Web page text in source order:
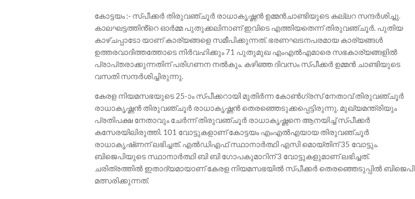
കോട്ടയം :- സ്പീക്കർ തിരുവഞ്ചൂർ രാധാകൃഷ്ണൻ ഉമ്മൻചാണ്ടിയുടെ കല്ലറ സന്ദർശിച്ചു.
കാലഘട്ടത്തിൻ്റെ ഓർമ്മ പുതുക്കലിനാണ് ഇവിടെ എത്തിയതെന്ന് തിരുവഞ്ചൂർ. പുതിയ
കാഴ്‌ചപ്പാടോ യാണ് കാര്യങ്ങളെ സമീപിക്കുന്നത്. ഭരണഘടനപരമായ കാര്യങ്ങൾ
ഉത്തരവാദിത്തത്തോടെ നിർവഹിക്കും 71 പുതുമുഖ എംഎൽഎമാരെ സഭകാര്യങ്ങളിൽ
പ്രാപ്‌തരാക്കുന്നതിന് പരിഗണന നൽകും. കഴിഞ്ഞ ദിവസം സ്പീക്കർ ഉമ്മൻ ചാണ്ടിയുടെ
വസതി സന്ദർശിച്ചിരുന്നു.
കേരള നിയമസഭയുടെ 25-ാം സ്പീക്കറായി മുതിർന്ന കോൺഗ്രസ് നേതാവ് തിരുവഞ്ചൂർ
രാധാകൃഷ്ണൻ തിരുവഞ്ചൂർ രാധാകൃഷ്ണൻ തെരഞ്ഞെടുക്കപ്പെട്ടിരുന്നു. മുഖ്യമന്ത്രിയും
പ്രതിപക്ഷ നേതാവും ചേർന്ന് തിരുവഞ്ചൂർ രാധാകൃഷ്ണനെ ആനയിച്ച് സ്പീക്കർ
കസേരയിലിരുത്തി. 101 വോട്ടുകളാണ് കോട്ടയം എംഎൽഎയായ തിരുവഞ്ചൂർ
രാധാകൃഷ്‌ണന് ലഭിച്ചത്. എൽഡിഎഫ് സ്ഥാനാർത്ഥി എസി മൊയ്തിന് 35 വോട്ടും.
ബിജെപിയുടെ സ്ഥാനാർത്ഥി ബി ബി ഗോപകുമാറിന് 3 വോട്ടുകളുമാണ് ലഭിച്ചത്.
ചരിത്രത്തിൽ ഇതാദ്യമായാണ് കേരള നിയമസഭയിൽ സ്പീക്കർ തെരഞ്ഞെടുപ്പിൽ ബിജെപി
മത്സരിക്കുന്നത്.